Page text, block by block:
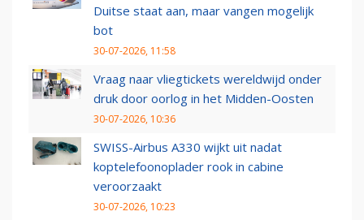
Duitse staat aan, maar vangen mogelijk
bot
30-07-2026, 11:58
Vraag naar vliegtickets wereldwijd onder
druk door oorlog in het Midden-Oosten
30-07-2026, 10:36
SWISS-Airbus A330 wijkt uit nadat
koptelefoonoplader rook in cabine
veroorzaakt
30-07-2026, 10:23